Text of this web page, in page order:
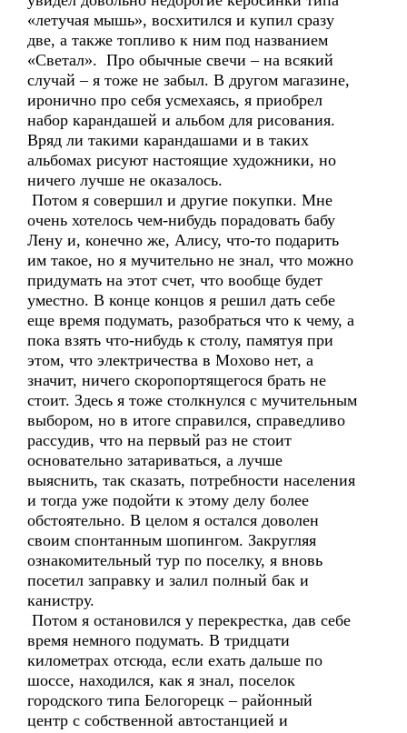
«летучая мышь», восхитился и купил сразу
две, а также топливо к ним под названием
«Светал». Про обычные свечи – на всякий
случай – я тоже не забыл. В другом магазине,
иронично про себя усмехаясь, я приобрел
набор карандашей и альбом для рисования.
Вряд ли такими карандашами и в таких
альбомах рисуют настоящие художники, но
ничего лучше не оказалось.
Потом я совершил и другие покупки. Мне
очень хотелось чем-нибудь порадовать бабу
Лену и, конечно же, Алису, что-то подарить
им такое, но я мучительно не знал, что можно
придумать на этот счет, что вообще будет
уместно. В конце концов я решил дать себе
еще время подумать, разобраться что к чему, а
пока взять что-нибудь к столу, памятуя при
этом, что электричества в Мохово нет, а
значит, ничего скоропортящегося брать не
стоит. Здесь я тоже столкнулся с мучительным
выбором, но в итоге справился, справедливо
рассудив, что на первый раз не стоит
основательно затариваться, а лучше
выяснить, так сказать, потребности населения
и тогда уже подойти к этому делу более
обстоятельно. В целом я остался доволен
своим спонтанным шопингом. Закругляя
ознакомительный тур по поселку, я вновь
посетил заправку и залил полный бак и
канистру.
Потом я остановился у перекрестка, дав себе
время немного подумать. В тридцати
километрах отсюда, если ехать дальше по
шоссе, находился, как я знал, поселок
городского типа Белогорецк – районный
центр с собственной автостанцией и